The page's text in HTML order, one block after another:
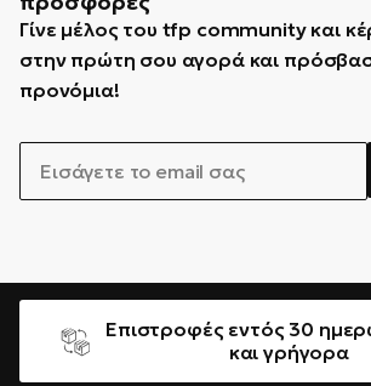
Γίνε μέλος του tfp community και
στην πρώτη σου αγορά και
προνόμια!
EMAIL
Επιστροφές εντός 30
και γρήγορα